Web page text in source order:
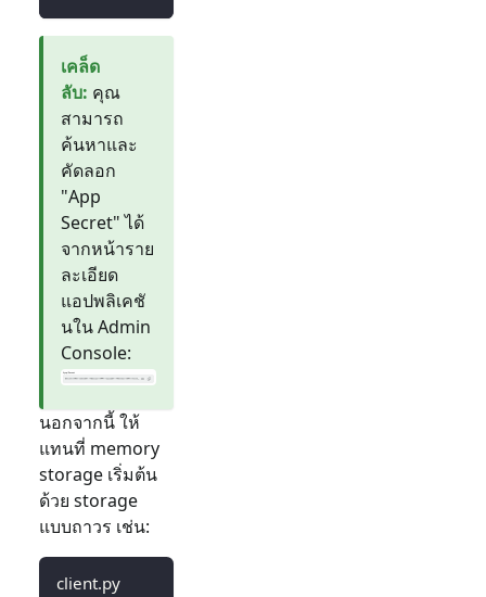
เคล็ด
ลับ: คุณ
สามารถ
ค้นหาและ
คัดลอก
"App
Secret" ได้
จากหน้าราย
ละเอียด
แอปพลิเคชั
นใน Admin
Console:
นอกจากนี้ ให้
แทนที่ memory
storage เริ่มต้น
ด้วย storage
แบบถาวร เช่น:
client.py